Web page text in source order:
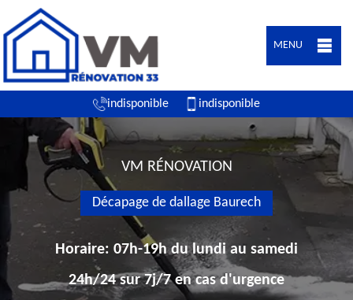
MENU
indisponible indisponible
VM RÉNOVATION
Décapage de dallage Baurech
Horaire: 07h-19h du lundi au samedi
24h/24 sur 7j/7 en cas d'urgence